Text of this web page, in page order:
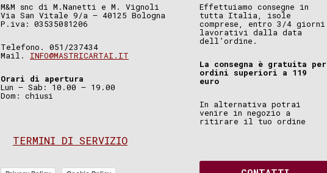
M&M snc di M.Nanetti e M. Vignoli
Via San Vitale 9/a – 40125 Bologna
P.iva: 03535081206
Telefono. 051/237434
Mail. INFO@MASTRICARTAI.IT
Orari di apertura
Lun – Sab: 10.00 – 19.00
Dom: chiusi
TERMINI DI SERVIZIO
Effettuiamo consegne in
tutta Italia, isole
comprese, entro 3/4 giorni
lavorativi dalla data
dell’ordine.
La consegna è gratuita per
ordini superiori a 119
euro
In alternativa potrai
venire in negozio a
ritirare il tuo ordine